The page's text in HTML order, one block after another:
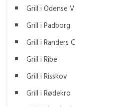
Grill i Odense V
Grill i Padborg
Grill i Randers C
Grill i Ribe
Grill i Risskov
Grill i Rødekro